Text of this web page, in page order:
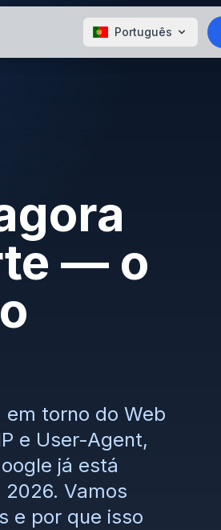
Português
— o
em torno do Web
e User-Agent,
já está
Vamos
e por que isso